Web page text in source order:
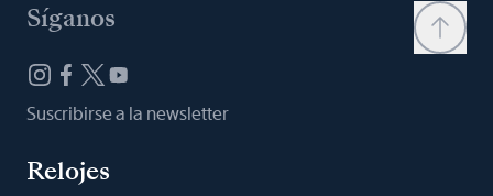
Síganos
Suscribirse a la newsletter
Relojes